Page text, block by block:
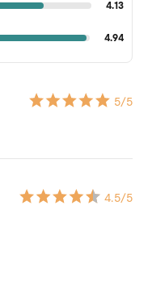
4.13
4.94
5/5
4.5/5